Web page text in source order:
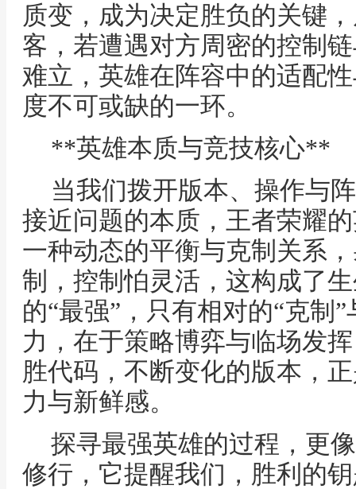
质变，成为决定胜负的关键
客，若遭遇对方周密的控制
难立，英雄在阵容中的适配
度不可或缺的一环。
**英雄本质与竞技核心**
当我们拨开版本、操作与
接近问题的本质，王者荣耀
一种动态的平衡与克制关系
制，控制怕灵活，这构成了
的“最强”，只有相对的“克制
力，在于策略博弈与临场发
胜代码，不断变化的版本，
力与新鲜感。
探寻最强英雄的过程，更
修行，它提醒我们，胜利的